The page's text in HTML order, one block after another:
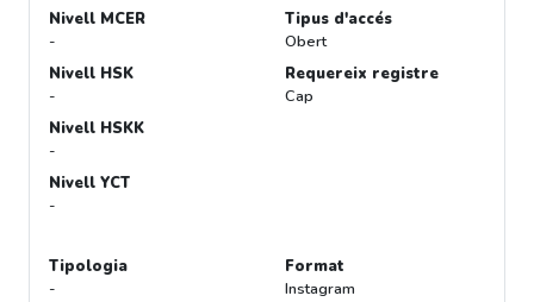
Nivell MCER
-
Nivell HSK
-
Nivell HSKK
-
Nivell YCT
-
Tipus d'accés
Obert
Requereix registre
Cap
Tipologia
-
Format
Instagram